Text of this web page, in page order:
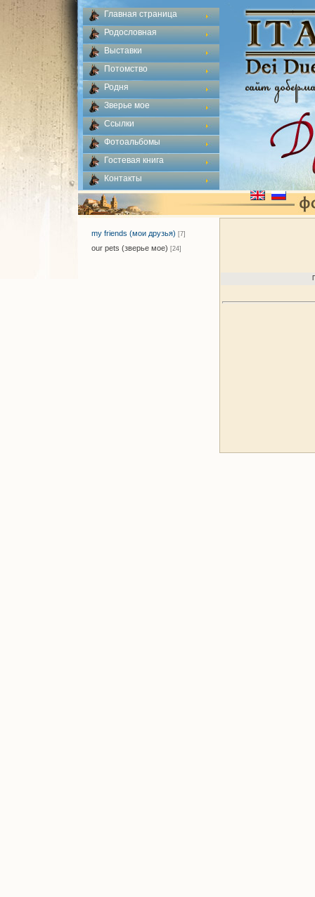
Главная страница
Родословная
Выставки
Потомство
Родня
Зверье мое
Ссылки
Фотоальбомы
Гостевая книга
Контакты
my friends (мои друзья) [7]
our pets (зверье мое) [24]